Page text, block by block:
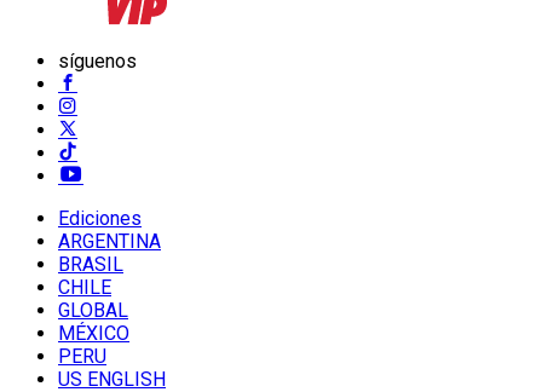
síguenos
Ediciones
ARGENTINA
BRASIL
CHILE
GLOBAL
MÉXICO
PERU
US ENGLISH